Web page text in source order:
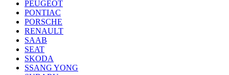
PEUGEOT
PONTIAC
PORSCHE
RENAULT
SAAB
SEAT
SKODA
SSANG YONG